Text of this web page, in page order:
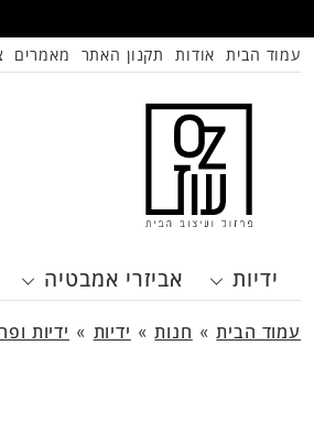
ידיות אביזרי אמבטיה
עמוד הבית אודות תקנון האתר מאמרים
עמוד הבית» חנות» ידיות » ידיות